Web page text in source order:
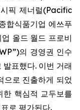
픽 제너럴(Pacific
합식품기업 에쓰푸
올드 월드 프로비
의 경영권 인수
표했다. 이번 거래
으로 진출하게 되었
핵심적 교두보를
로 평가된다.